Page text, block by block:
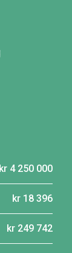
kr 4 250 000
kr 18 396
kr 249 742